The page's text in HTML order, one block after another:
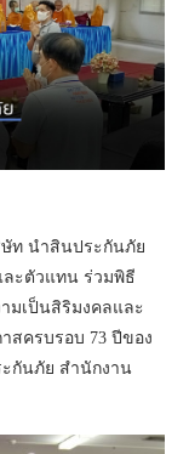
ษัท นำสินประกันภัย
ะตัวแทน ร่วมพิธี
มเป็นสิริมงคลและ
สครบรอบ 73 ปีของ
กันภัย สำนักงาน